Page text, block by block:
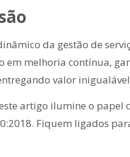
da gestão de
em melhoria contínua,
valor
artigo ilumine o
Fiquem ligados